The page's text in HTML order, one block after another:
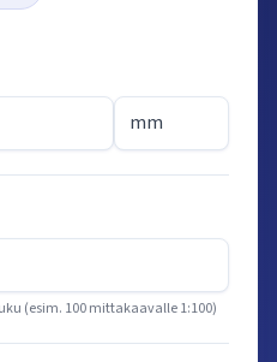
(esim. 100 mittakaavalle 1:100)